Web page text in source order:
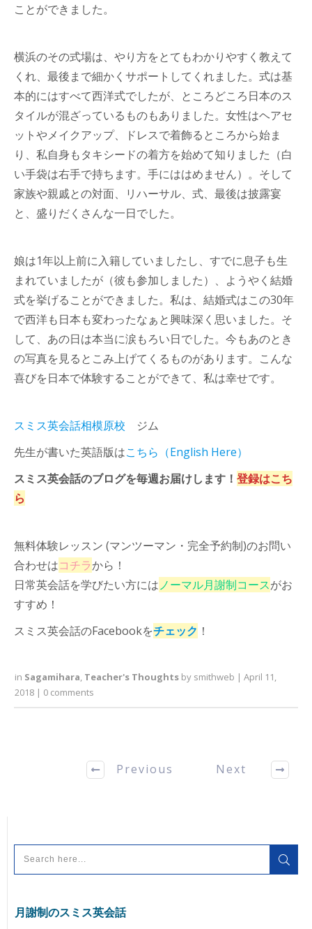
ことができました。
横浜のその式場は、やり方をとてもわかりやすく教えて
くれ、最後まで細かくサポートしてくれました。式は基
本的にはすべて西洋式でしたが、ところどころ日本のス
タイルが混ざっているものもありました。女性はヘアセ
ットやメイクアップ、ドレスで着飾るところから始ま
り、私自身もタキシードの着方を始めて知りました（白
い手袋は右手で持ちます。手にははめません）。そして
家族や親戚との対面、リハーサル、式、最後は披露宴
と、盛りだくさんな一日でした。
娘は1年以上前に入籍していましたし、すでに息子も生
まれていましたが（彼も参加しました）、ようやく結婚
式を挙げることができました。私は、結婚式はこの30年
で西洋も日本も変わったなぁと興味深く思いました。そ
して、あの日は本当に涙もろい日でした。今もあのとき
の写真を見るとこみ上げてくるものがあります。こんな
喜びを日本で体験することができて、私は幸せです。
スミス英会話相模原校 ジム
先生が書いた英語版はこちら（English Here）
スミス英会話のブログを毎週お届けします！ 登録はこち
ら
無料体験レッスン (マンツーマン・完全予約制)のお問い
合わせはコチラから！
日常英会話を学びたい方にはノーマル月謝制コースがお
すすめ！
スミス英会話のFacebookをチェック ！
in Sagamihara, Teacher's Thoughts by smithweb | April 11,
2018 | 0 comments
Previous Next
月謝制のスミス英会話